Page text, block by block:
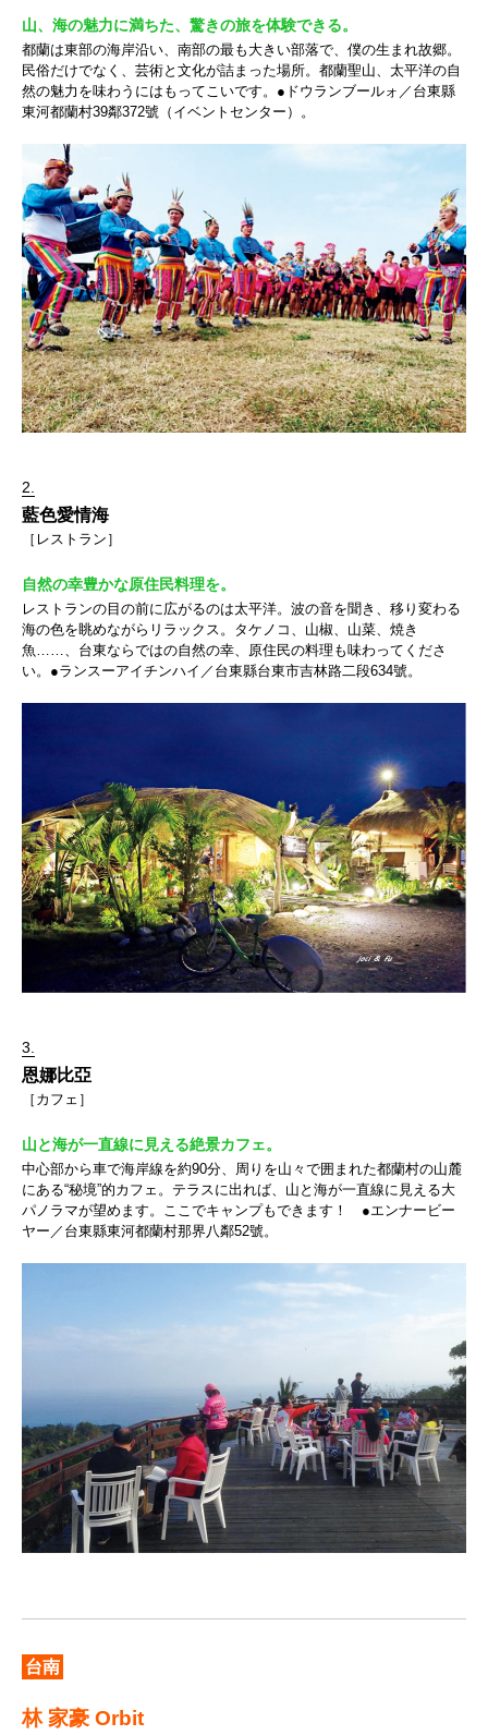
山、海の魅力に満ちた、驚きの旅を体験できる。
都蘭は東部の海岸沿い、南部の最も大きい部落で、僕の生まれ故郷。
民俗だけでなく、芸術と文化が詰まった場所。都蘭聖山、太平洋の自
然の魅力を味わうにはもってこいです。●ドウランブールォ／台東縣
東河都蘭村39鄰372號（イベントセンター）。
2.
藍色愛情海
［レストラン］
自然の幸豊かな原住民料理を。
レストランの目の前に広がるのは太平洋。波の音を聞き、移り変わる
海の色を眺めながらリラックス。タケノコ、山椒、山菜、焼き
魚……、台東ならではの自然の幸、原住民の料理も味わってくださ
い。●ランスーアイチンハイ／台東縣台東市吉林路二段634號。
3.
恩娜比亞
［カフェ］
山と海が一直線に見える絶景カフェ。
中心部から車で海岸線を約90分、周りを山々で囲まれた都蘭村の山麓
にある“秘境”的カフェ。テラスに出れば、山と海が一直線に見える大
パノラマが望めます。ここでキャンプもできます！ ●エンナービー
ヤー／台東縣東河都蘭村那界八鄰52號。
台南
林 家豪 Orbit